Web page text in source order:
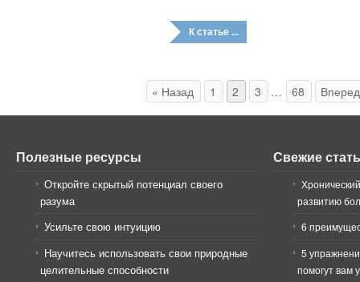
К статье ...
« Назад 1 2 3 … 68
Полезные ресурсы
Откройте скрытый потенциал своего
разума
Усильте свою интуицию
Научитесь использовать свои природные
целительные способности
Свежие
развитию
6
5
помогут вам